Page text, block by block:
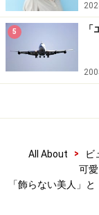
ウィークデイは
り過ごしたいな
早起きしてウォ
色を見る事が
外出時は、紫
たメイクを心
くまでも肌ケア
5
All About > ビ
可
「飾らない美人」